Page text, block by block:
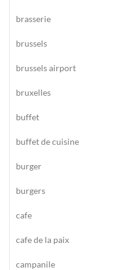
brasserie
brussels
brussels airport
bruxelles
buffet
buffet de cuisine
burger
burgers
cafe
cafe de la paix
campanile